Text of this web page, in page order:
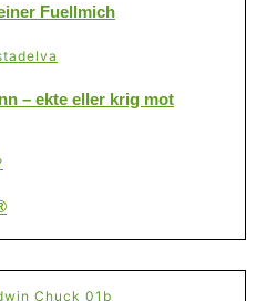
Fuellmich
– ekte eller krig mot